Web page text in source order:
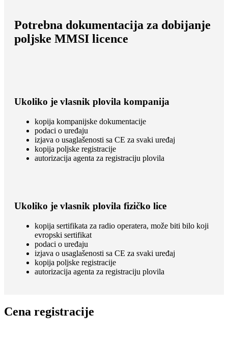
Potrebna dokumentacija za dobijanje
poljske MMSI licence
Ukoliko je vlasnik plovila kompanija
kopija kompanijske dokumentacije
podaci o uređaju
izjava o usaglašenosti sa CE za svaki uređaj
kopija poljske registracije
autorizacija agenta za registraciju plovila
Ukoliko je vlasnik plovila fizičko lice
kopija sertifikata za radio operatera, može biti bilo koji
evropski sertifikat
podaci o uređaju
izjava o usaglašenosti sa CE za svaki uređaj
kopija poljske registracije
autorizacija agenta za registraciju plovila
Cena registracije